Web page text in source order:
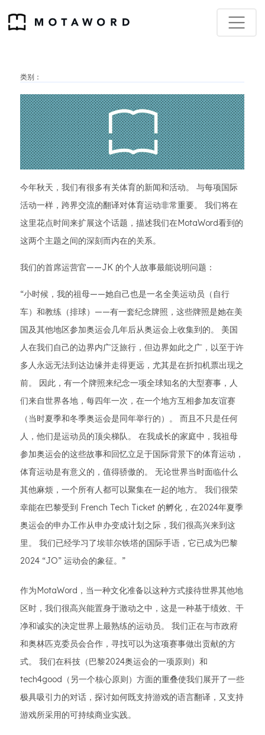
类别：
今年秋天，我们有很多有关体育的新闻和活动。 与每项国际
活动一样，跨界交流的翻译对体育运动非常重要。 我们将在
这里花点时间来扩展这个话题，描述我们在MotaWord看到的
这两个主题之间的深刻而内在的关系。
我们的首席运营官——JK 的个人故事最能说明问题：
“小时候，我的祖母——她自己也是一名全美运动员（自行
车）和教练（排球）——有一套纪念牌照，这些牌照是她在美
国及其他地区参加奥运会几年后从奥运会上收集到的。 美国
人在我们自己的边界内广泛旅行，但边界如此之广，以至于许
多人永远无法到达边缘并走得更远，尤其是在折扣机票出现之
前。 因此，有一个牌照来纪念一项全球知名的大型赛事，人
们来自世界各地，每四年一次，在一个地方互相参加友谊赛
（当时夏季和冬季奥运会是同年举行的）。 而且不只是任何
人，他们是运动员的顶尖梯队。 在我成长的家庭中，我祖母
参加奥运会的这些故事和回忆立足于国际背景下的体育运动，
体育运动是有意义的，值得骄傲的。 无论世界当时面临什么
其他麻烦，一个所有人都可以聚集在一起的地方。 我们很荣
幸能在巴黎受到 French Tech Ticket 的孵化，在2024年夏季
奥运会的申办工作从申办变成计划之际，我们很高兴来到这
里。 我们已经学习了埃菲尔铁塔的国际手语，它已成为巴黎
2024 “JO” 运动会的象征。”
作为MotaWord，当一种文化准备以这种方式接待世界其他地
区时，我们很高兴能置身于激动之中，这是一种基于绩效、干
净和诚实的决定世界上最熟练的运动员。 我们正在与市政府
和奥林匹克委员会合作，寻找可以为这项赛事做出贡献的方
式。 我们在科技（巴黎2024奥运会的一项原则）和
tech4good（另一个核心原则）方面的重叠使我们展开了一些
极具吸引力的对话，探讨如何既支持游戏的语言翻译，又支持
游戏所采用的可持续商业实践。